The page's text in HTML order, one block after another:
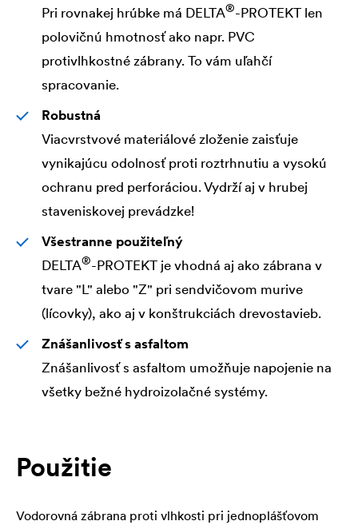
Pri rovnakej hrúbke má DELTA®-PROTEKT len
polovičnú hmotnosť ako napr. PVC
protivlhkostné zábrany. To vám uľahčí
spracovanie.
Robustná
Viacvrstvové materiálové zloženie zaisťuje
vynikajúcu odolnosť proti roztrhnutiu a vysokú
ochranu pred perforáciou. Vydrží aj v hrubej
staveniskovej prevádzke!
Všestranne použiteľný
DELTA®-PROTEKT je vhodná aj ako zábrana v
tvare "L" alebo "Z" pri sendvičovom murive
(lícovky), ako aj v konštrukciách drevostavieb.
Znášanlivosť s asfaltom
Znášanlivosť s asfaltom umožňuje napojenie na
všetky bežné hydroizolačné systémy.
Použitie
Vodorovná zábrana proti vlhkosti pri jednoplášťovom